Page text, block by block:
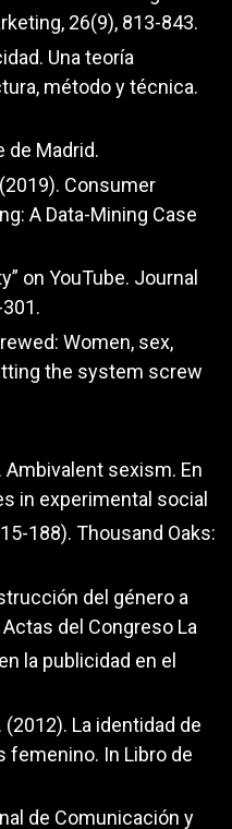
26(9), 813-843.
Una teoría
método y técnica.
de Madrid.
(2019). Consumer
A Data-Mining Case
on YouTube. Journal
Women, sex,
the system screw
Ambivalent sexism. En
in experimental social
188). Thousand Oaks:
del género a
del Congreso La
la publicidad en el
(2012). La identidad de
femenino. In Libro de
de Comunicación y